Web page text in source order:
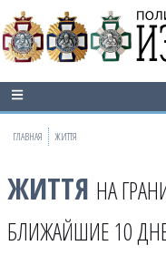
ГЛАВНАЯ ЖИТТЯ
ЖИТТЯ НА
БЛИЖАЙШИЕ 10